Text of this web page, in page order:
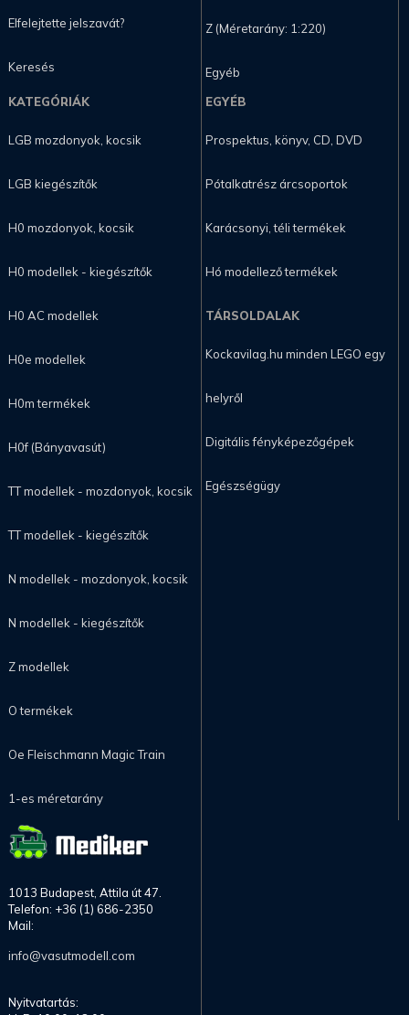
Elfelejtette jelszavát?
Keresés
Z (Méretarány: 1:220)
Egyéb
KATEGÓRIÁK
LGB mozdonyok, kocsik
LGB kiegészítők
H0 mozdonyok, kocsik
H0 modellek - kiegészítők
H0 AC modellek
H0e modellek
H0m termékek
H0f (Bányavasút)
TT modellek - mozdonyok, kocsik
TT modellek - kiegészítők
N modellek - mozdonyok, kocsik
N modellek - kiegészítők
Z modellek
O termékek
Oe Fleischmann Magic Train
1-es méretarány
EGYÉB
Prospektus, könyv, CD, DVD
Pótalkatrész árcsoportok
Karácsonyi, téli termékek
Hó modellező termékek
TÁRSOLDALAK
Kockavilag.hu minden LEGO egy
helyről
Digitális fényképezőgépek
Egészségügy
1013 Budapest, Attila út 47.
Telefon: +36 (1) 686-2350
Mail:
info@vasutmodell.com
Nyitvatartás: